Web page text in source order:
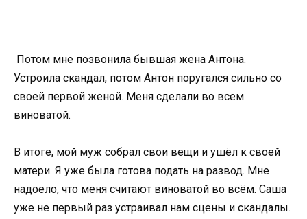
Потом мне позвонила бывшая жена Антона.
Устроила скандал, потом Антон поругался сильно со
своей первой женой. Меня сделали во всем
виноватой.
В итоге, мой муж собрал свои вещи и ушёл к своей
матери. Я уже была готова подать на развод. Мне
надоело, что меня считают виноватой во всём. Саша
уже не первый раз устраивал нам сцены и скандалы.